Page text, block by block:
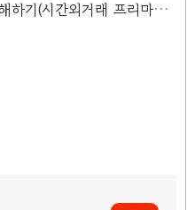
래 프리마켓, 애프터마켓, 서머타임)